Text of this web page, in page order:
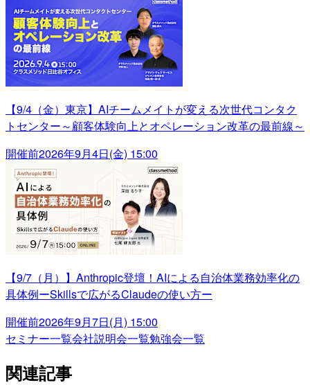
【9/4（金）東京】AIチームメイトが変える次世代コンタク
トセンター～顧客体験向上とオペレーション改革の最前線～
開催前2026年9月4日(金) 15:00
【9/7（月）】Anthropic登壇！AIによる自治体業務効率化の
具体例ーSkillsで広がるClaudeの使い方ー
開催前2026年9月7日(月) 15:00
セミナー一覧会社説明会一覧勉強会一覧
関連記事